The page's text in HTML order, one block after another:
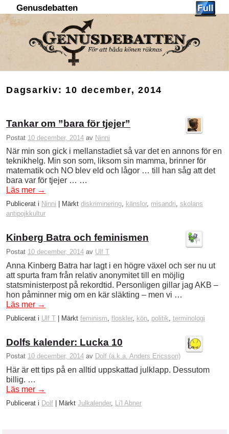
Genusdebatten
Dagsarkiv: 10 december, 2014
Tankar om ”bara för tjejer”
Postat 10 december, 2014 av Ninni
När min son gick i mellanstadiet så var det en annons för en
teknikhelg. Min son som, liksom sin mamma, brinner för
matematik och NO blev eld och lågor … till han såg att det
bara var för tjejer … …
Läs mer →
Publicerat i Ninni Märkt diskriminering, känslor, misandri, skolans
antipojkkultur
Kinberg Batra och feminismen
Postat 10 december, 2014 av Ulf T
Anna Kinberg Batra har lagt i en högre växel och ser nu ut
att spurta fram från relativ anonymitet till en möjlig
statsministerpost på rekordtid. Personligen gillar jag AKB –
hon påminner mig om en kär släkting – men vi …
Läs mer →
Publicerat i Ulf T Märkt feminism floskler, kön politik terminologi
Dolfs kalender: Lucka 10
Postat 10 december, 2014 av Dolf (a.k.a. Anders Ericsson)
Här är ett tips på en alltid uppskattad julklapp. Dessutom
billig. …
Läs mer →
Publicerat i Dolf Märkt Julkalender, Li'l Abner